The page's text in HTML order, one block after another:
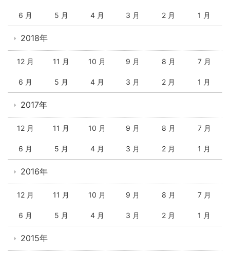
6 月 5 月 4 月 3 月 2 月 1 月
2018年
12 月 11 月 10 月 9 月 8 月 7 月
6 月 5 月 4 月 3 月 2 月 1 月
2017年
12 月 11 月 10 月 9 月 8 月 7 月
6 月 5 月 4 月 3 月 2 月 1 月
2016年
12 月 11 月 10 月 9 月 8 月 7 月
6 月 5 月 4 月 3 月 2 月 1 月
2015年